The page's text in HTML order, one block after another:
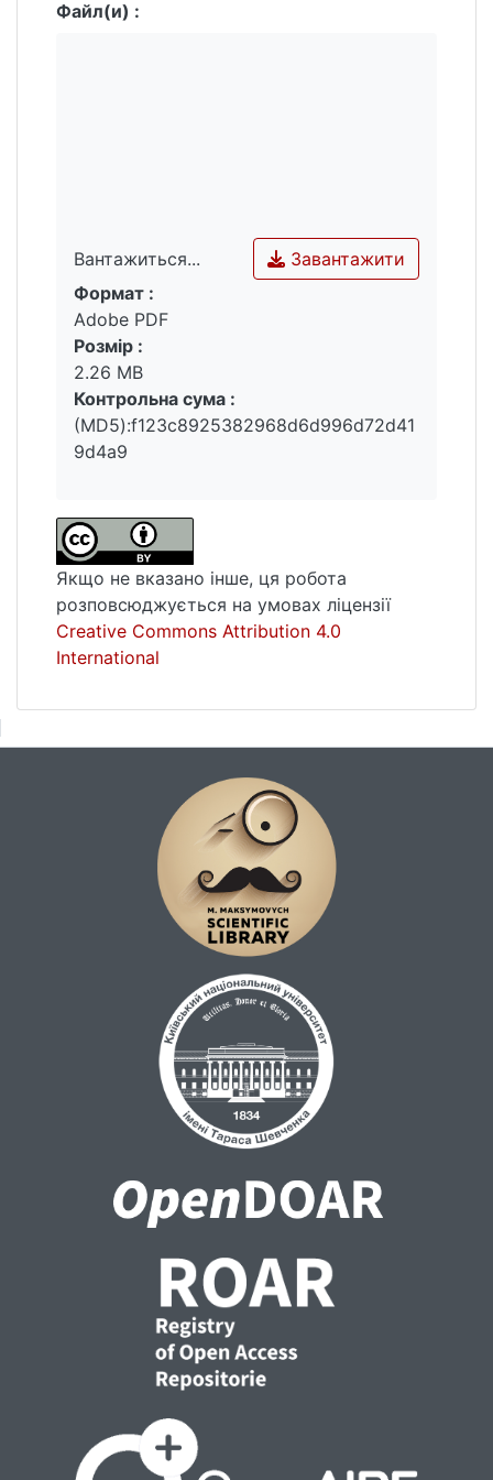
Скоропадського. Також було встановлено
Файл(и) :
Вантажиться...
Вантажиться...
Завантажити
Формат :
Adobe PDF
Розмір :
2.26 MB
Контрольна сума :
(MD5):f123c8925382968d6d996d72d41
9d4a9
Якщо не вказано інше, ця робота
розповсюджується на умовах ліцензії
Creative Commons Attribution 4.0
International